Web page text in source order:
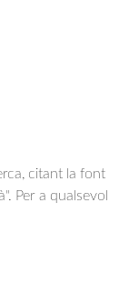
citant la font
Per a qualsevol